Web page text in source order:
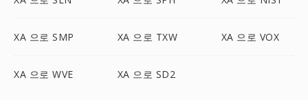
XA 으로 SMP XA 으로 TXW XA 으로 VOX
XA 으로 WVE XA 으로 SD2